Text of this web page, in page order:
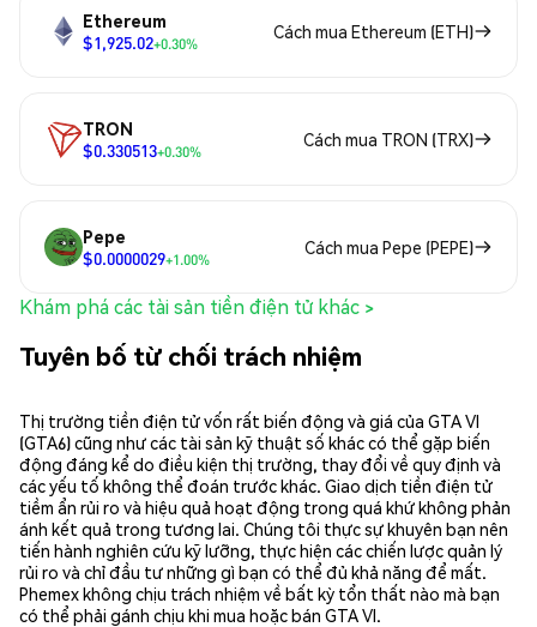
Ethereum
$1,925.02+0.30%
Cách mua Ethereum (ETH)
TRON
$0.330513+0.30%
Cách mua TRON (TRX)
Pepe
$0.0000029+1.00%
Cách mua Pepe (PEPE)
Khám phá các tài sản tiền điện tử khác >
Tuyên bố từ chối trách nhiệm
Thị trường tiền điện tử vốn rất biến động và giá của GTA VI
(GTA6) cũng như các tài sản kỹ thuật số khác có thể gặp biến
động đáng kể do điều kiện thị trường, thay đổi về quy định và
các yếu tố không thể đoán trước khác. Giao dịch tiền điện tử
tiềm ẩn rủi ro và hiệu quả hoạt động trong quá khứ không phản
ánh kết quả trong tương lai. Chúng tôi thực sự khuyên bạn nên
tiến hành nghiên cứu kỹ lưỡng, thực hiện các chiến lược quản lý
rủi ro và chỉ đầu tư những gì bạn có thể đủ khả năng để mất.
Phemex không chịu trách nhiệm về bất kỳ tổn thất nào mà bạn
có thể phải gánh chịu khi mua hoặc bán GTA VI.